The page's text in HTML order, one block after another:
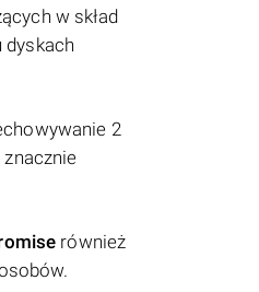
w skład
dyskach
2
również